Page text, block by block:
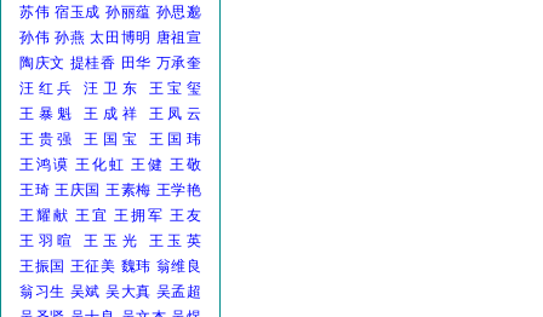
苏伟 宿玉成 孙丽蕴 孙思邈
孙伟 孙燕 太田博明 唐祖宣
陶庆文 提桂香 田华 万承奎
汪红兵
汪卫东
王宝玺
王暴魁
王成祥
王凤云
王贵强
王国宝
王国玮
王鸿谟 王化虹 王健 王敬
王琦 王庆国 王素梅 王学艳
王耀献 王宜 王拥军 王友
王羽暄
王玉光
王玉英
王振国 王征美 魏玮 翁维良
翁习生 吴斌 吴大真 吴孟超